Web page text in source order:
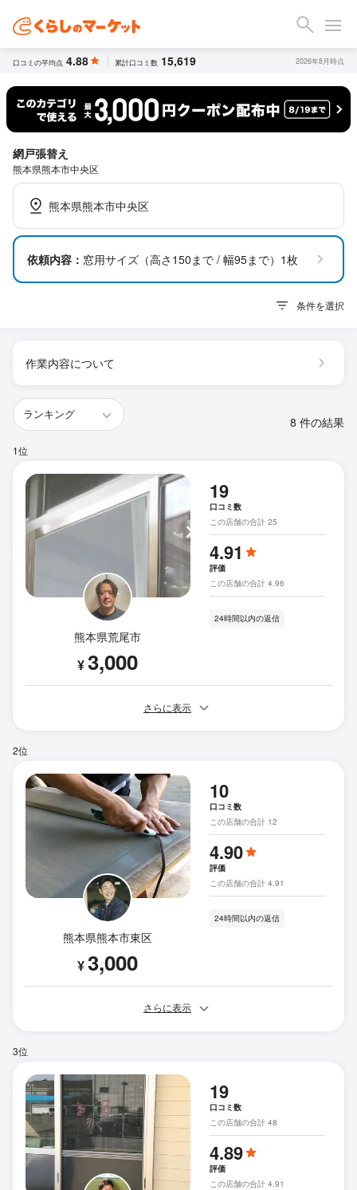
口コミの平均点 4.88 累計口コミ数 15,619 2026年8月時点
網戸張替え
熊本県熊本市中央区
熊本県熊本市中央区
依頼内容： 窓用サイズ（高さ150まで / 幅95まで）1枚
条件を選択
作業内容について
8 件の結果
1位
熊本県荒尾市
¥3,000
19
口コミ数
この店舗の合計 25
4.91
評価
この店舗の合計 4.96
24時間以内の返信
さらに表示
2位
熊本県熊本市東区
¥3,000
10
口コミ数
この店舗の合計 12
4.90
評価
この店舗の合計 4.91
24時間以内の返信
さらに表示
3位
19
口コミ数
この店舗の合計 48
4.89
評価
この店舗の合計 4.91